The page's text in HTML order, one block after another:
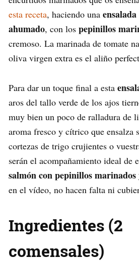
esta receta, haciendo una
ahumado, con los pepinillos
cremoso. La marinada de tomate
oliva virgen extra es el aliño
Para dar un toque final a esta
aros del tallo verde de los ajos
muy bien un poco de ralladura de
aroma fresco y cítrico que ensalza
cortezas de trigo crujientes o
serán el acompañamiento ideal de
salmón con pepinillos
en el vídeo, no hacen falta ni
Ingredientes (2
comensales)